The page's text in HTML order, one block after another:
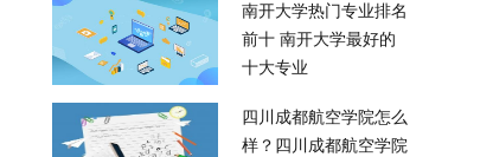
南开大学热门专业排名
前十 南开大学最好的
十大专业
四川成都航空学院怎么
样？四川成都航空学院